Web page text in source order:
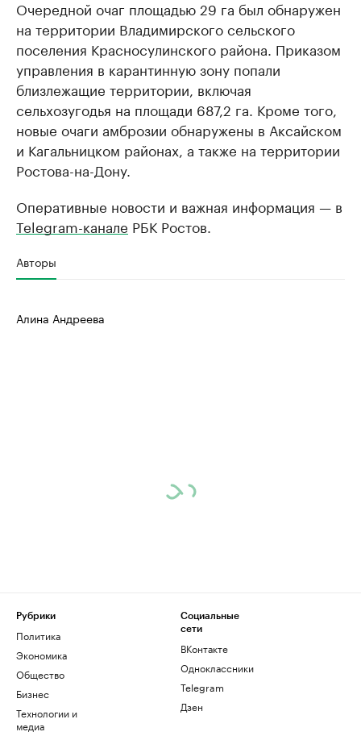
Очередной очаг площадью 29 га был обнаружен
на территории Владимирского сельского
поселения Красносулинского района. Приказом
управления в карантинную зону попали
близлежащие территории, включая
сельхозугодья на площади 687,2 га. Кроме того,
новые очаги амброзии обнаружены в Аксайском
и Кагальницком районах, а также на территории
Ростова-на-Дону.
Оперативные новости и важная информация — в
Telegram-канале РБК Ростов.
Авторы
Алина Андреева
Рубрики
Политика
Экономика
Общество
Бизнес
Технологии и
медиа
Социальные
сети
ВКонтакте
Одноклассники
Telegram
Дзен